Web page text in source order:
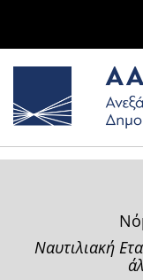
Ναυτιλιακή